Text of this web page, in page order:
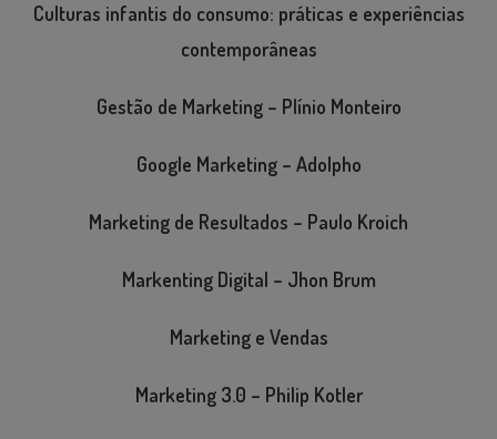
Culturas infantis do consumo: práticas e experiências
contemporâneas
Gestão de Marketing – Plínio Monteiro
Google Marketing – Adolpho
Marketing de Resultados – Paulo Kroich
Markenting Digital – Jhon Brum
Marketing e Vendas
Marketing 3.0 – Philip Kotler